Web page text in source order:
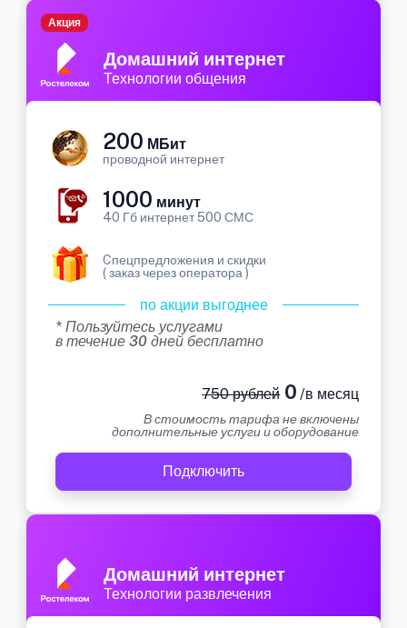
Домашний интернет
Технологии общения
Акция
200 МБит
проводной интернет
1000 минут
40 Гб интернет 500 СМС
Cпецпредложения и скидки
( заказ через оператора )
по акции выгоднее
* Пользуйтесь услугами
в течение 30 дней бесплатно
750 рублей0 /в месяц
В стоимость тарифа не включены
дополнительные услуги и оборудование
Подключить
Домашний интернет
Технологии развлечения